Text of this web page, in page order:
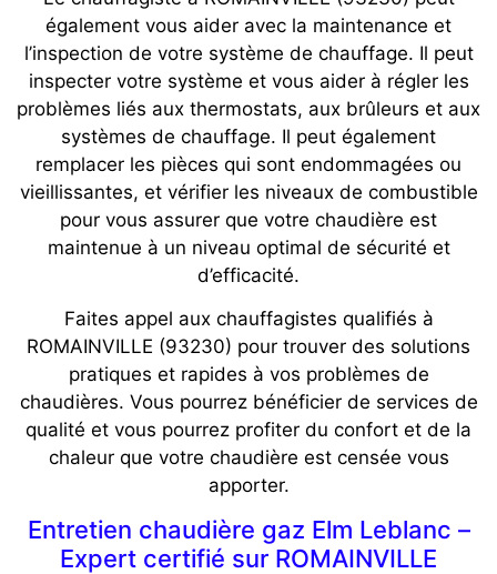
également vous aider avec la maintenance et
l’inspection de votre système de chauffage. Il peut
inspecter votre système et vous aider à régler les
problèmes liés aux thermostats, aux brûleurs et aux
systèmes de chauffage. Il peut également
remplacer les pièces qui sont endommagées ou
vieillissantes, et vérifier les niveaux de combustible
pour vous assurer que votre chaudière est
maintenue à un niveau optimal de sécurité et
d’efficacité.
Faites appel aux chauffagistes qualifiés à
ROMAINVILLE (93230) pour trouver des solutions
pratiques et rapides à vos problèmes de
chaudières. Vous pourrez bénéficier de services de
qualité et vous pourrez profiter du confort et de la
chaleur que votre chaudière est censée vous
apporter.
Entretien chaudière gaz Elm Leblanc –
Expert certifié sur ROMAINVILLE